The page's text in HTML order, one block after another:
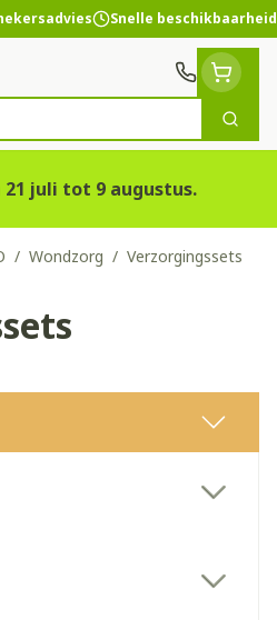
Snelle beschikbaarheid
Zoek
juli tot 9 augustus.
/ Wondzorg / Verzorgingssets